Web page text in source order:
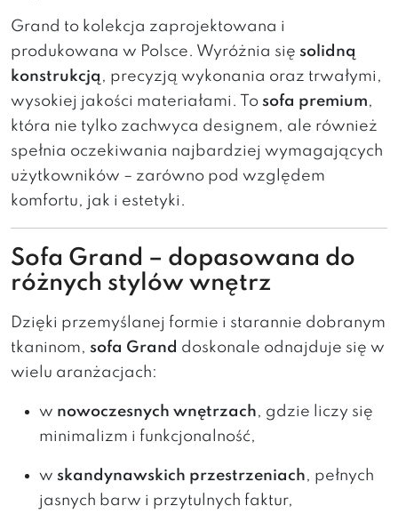
Grand to kolekcja zaprojektowana i
produkowana w Polsce. Wyróżnia się solidną
konstrukcją , precyzją wykonania oraz trwałymi,
wysokiej jakości materiałami. To sofa premium,
która nie tylko zachwyca designem, ale również
spełnia oczekiwania najbardziej wymagających
użytkowników – zarówno pod względem
komfortu, jak i estetyki.
Sofa Grand – dopasowana do
różnych stylów wnętrz
Dzięki przemyślanej formie i starannie dobranym
tkaninom, sofa Grand doskonale odnajduje się w
wielu aranżacjach:
w nowoczesnych wnętrzach, gdzie liczy się
minimalizm i funkcjonalność,
w skandynawskich przestrzeniach, pełnych
jasnych barw i przytulnych faktur,